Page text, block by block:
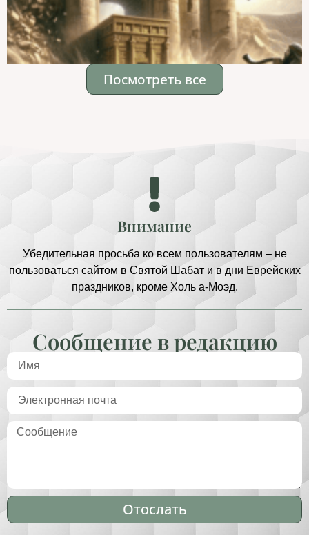
Посмотреть все
Внимание
Убедительная просьба ко всем пользователям – не
пользоваться сайтом в Святой Шабат и в дни Еврейских
праздников, кроме Холь а-Моэд.
Сообщение в редакцию
Отослать